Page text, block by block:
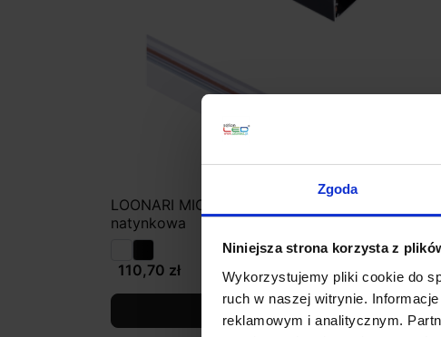
Zgoda
Niniejsza strona korzysta z
Wykorzystujemy pliki cookie do
ruch w naszej witrynie.
reklamowym i analitycznym.
LOONARI MICROLINE szyna magnetyczna
natynkowa
110,70 zł
Zobacz szczegóły